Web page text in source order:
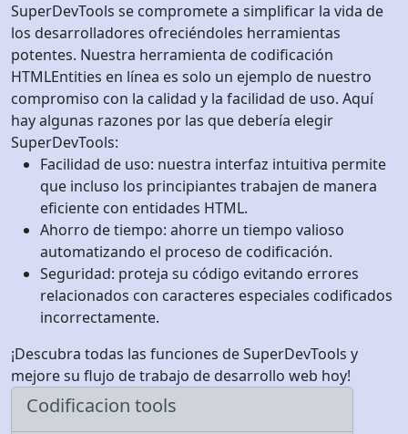
Codificacion tools
SuperDevTools se compromete a simplificar la vida de
los desarrolladores ofreciéndoles herramientas
potentes. Nuestra herramienta de codificación
HTMLEntities en línea es solo un ejemplo de nuestro
compromiso con la calidad y la facilidad de uso. Aquí
hay algunas razones por las que debería elegir
SuperDevTools:
Facilidad de uso: nuestra interfaz intuitiva permite
que incluso los principiantes trabajen de manera
eficiente con entidades HTML.
Ahorro de tiempo: ahorre un tiempo valioso
automatizando el proceso de codificación.
Seguridad: proteja su código evitando errores
relacionados con caracteres especiales codificados
incorrectamente.
¡Descubra todas las funciones de SuperDevTools y
mejore su flujo de trabajo de desarrollo web hoy!